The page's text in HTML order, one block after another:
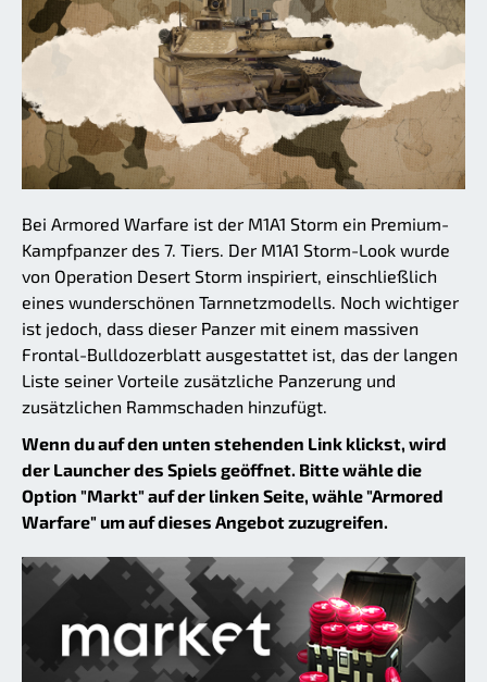
Bei Armored Warfare ist der M1A1 Storm ein Premium-
Kampfpanzer des 7. Tiers. Der M1A1 Storm-Look wurde
von Operation Desert Storm inspiriert, einschließlich
eines wunderschönen Tarnnetzmodells. Noch wichtiger
ist jedoch, dass dieser Panzer mit einem massiven
Frontal-Bulldozerblatt ausgestattet ist, das der langen
Liste seiner Vorteile zusätzliche Panzerung und
zusätzlichen Rammschaden hinzufügt.
Wenn du auf den unten stehenden Link klickst, wird
der Launcher des Spiels geöffnet. Bitte wähle die
Option "Markt" auf der linken Seite, wähle "Armored
Warfare" um auf dieses Angebot zuzugreifen.